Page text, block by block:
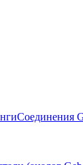
Соединения